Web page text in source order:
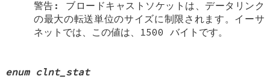
警告: ブロードキャストソケットは、データリンク
の最大の転送単位のサイズに制限されます。イーサ
ネットでは、この値は、1500 バイトです。
enum clnt_stat